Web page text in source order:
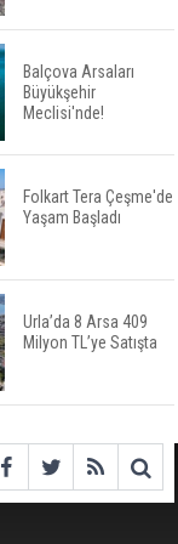
Değişiyor: Dijital Altyapı
Öne Çıkıyor
TOKİ'nin Kiralık Sosyal
Düşürür Mü?
İkinci El Konut Fiyatları
İspanya'da Bir Yılda
Yüzde 16,2 Arttı
Konut Satışları Güçlü
Seyrini Korudu Yabancıya
Satış Geriledi
Balçova Arsaları
Büyükşehir
Meclisi'nde!
Folkart Tera Çeşme'de
Yaşam Başladı
Urla’da 8 Arsa 409
Milyon TL’ye Satışta